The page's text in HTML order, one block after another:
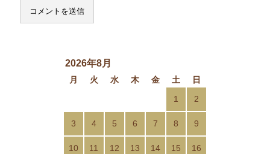
2026年8月
月 火 水 木 金 土 日
1 2
3 4 5 6 7 8 9
10 11 12 13 14 15 16